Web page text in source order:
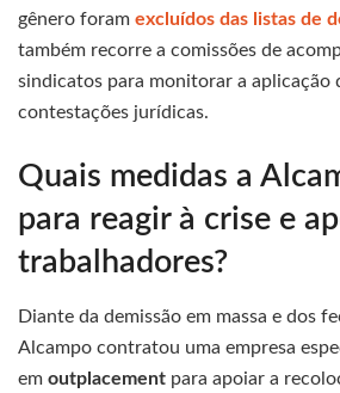
gênero foram excluídos das listas de
também recorre a comissões de
sindicatos para monitorar a aplicação
contestações jurídicas.
Quais medidas a
para reagir à crise e
trabalhadores?
Diante da demissão em massa e dos
Alcampo contratou uma empresa
em outplacement para apoiar a